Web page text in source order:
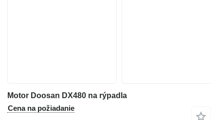
Motor Doosan DX480 na rýpadla
Cena na požiadanie